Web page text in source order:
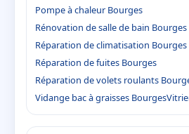
Pompe à chaleur Bourges
Rénovation de salle de bain Bourges
Réparation de climatisation Bourges
Réparation de fuites Bourges
Réparation de volets roulants
Vidange bac à graisses Bourges